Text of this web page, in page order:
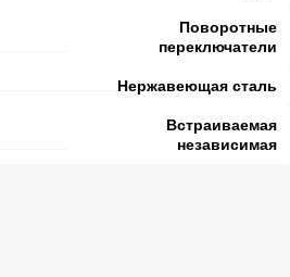
Поворотные
переключатели
Нержавеющая сталь
Встраиваемая
независимая